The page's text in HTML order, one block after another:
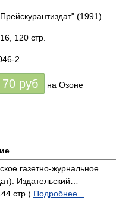
(1991)
120 стр.
2
70 руб на Озоне
газетно-журнальное
Издательский… —
стр.) Подробнее...